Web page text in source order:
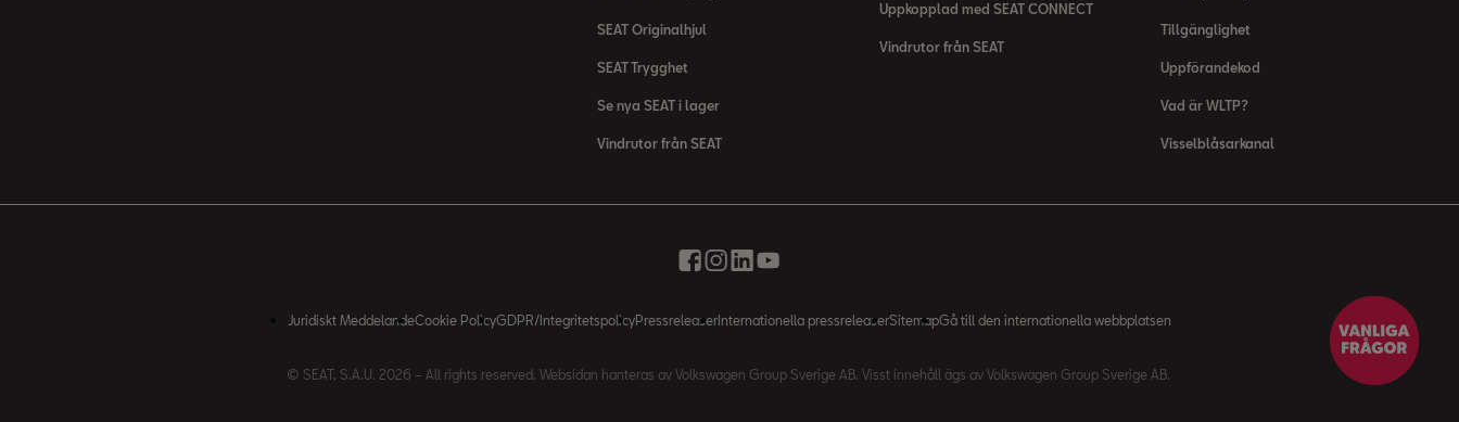
SEAT Originalhjul
SEAT Trygghet
Se nya SEAT i lager
Vindrutor från SEAT
Uppkopplad med SEAT CONNECT
Vindrutor från SEAT
Tillgänglighet
Uppförandekod
Vad är WLTP?
Visselblåsarkanal
Juridiskt MeddelandeCookie PolicyGDPR/IntegritetspolicyPressreleaser Internationella pressreleaserSitemapGå till den internationella webbplatsen
© SEAT, S.A.U. 2026 – All rights reserved. Websidan hanteras av Volkswagen Group Sverige AB. Visst innehåll ägs av Volkswagen Group Sverige AB.